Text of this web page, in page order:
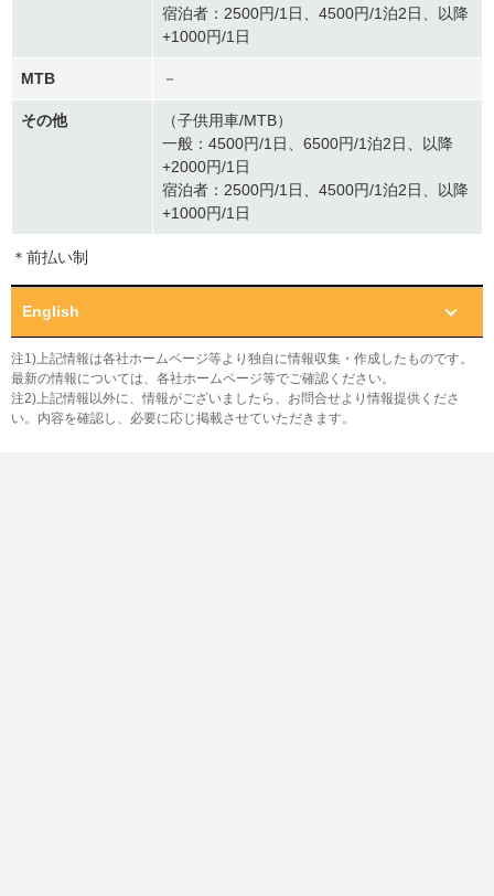
宿泊者：2500円/1日、4500円/1泊2日、以降
+1000円/1日
MTB －
その他
（子供用車/MTB）
一般：4500円/1日、6500円/1泊2日、以降
+2000円/1日
宿泊者：2500円/1日、4500円/1泊2日、以降
+1000円/1日
＊前払い制
English
注1)上記情報は各社ホームページ等より独自に情報収集・作成したものです。
最新の情報については、各社ホームページ等でご確認ください。
注2)上記情報以外に、情報がございましたら、お問合せより情報提供くださ
い。内容を確認し、必要に応じ掲載させていただきます。